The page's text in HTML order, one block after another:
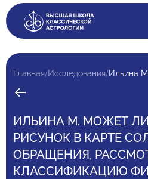
Главная/Исследования/
ИЛЬИНА М. МОЖЕТ
РИСУНОК В КАРТЕ
ОБРАЩЕНИЯ,
КЛАССИФИКАЦИЮ